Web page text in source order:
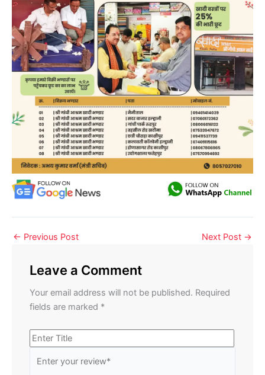
← Previous Post Next Post →
Leave a Comment
Your email address will not be published. Required
fields are marked *